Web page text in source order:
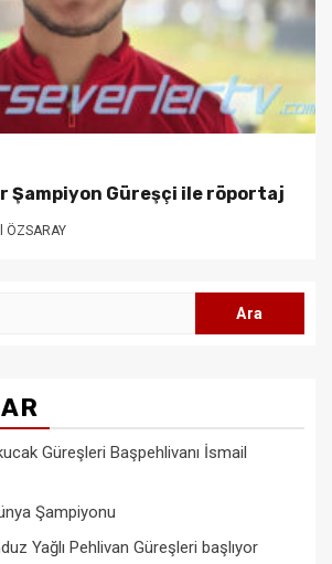
Şampiyon Güreşçi ile röportaj
ÖZSARAY
Güreşleri Başpehlivanı İsmail
Şampiyonu
Yağlı Pehlivan Güreşleri başlıyor